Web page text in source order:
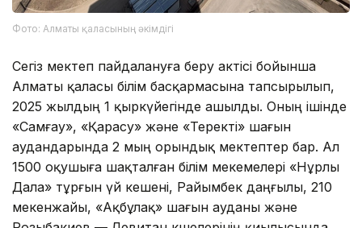
Фото: Алматы қаласының әкімдігі
Сегіз мектеп пайдалануға беру актісі бойынша
Алматы қаласы білім басқармасына тапсырылып,
2025 жылдың 1 қыркүйегінде ашылды. Оның ішінде
«Самғау», «Қарасу» және «Теректі» шағын
аудандарында 2 мың орындық мектептер бар. Ал
1500 оқушыға шақталған білім мекемелері «Нұрлы
Дала» тұрғын үй кешені, Райымбек даңғылы, 210
мекенжайы, «Ақбұлақ» шағын ауданы және